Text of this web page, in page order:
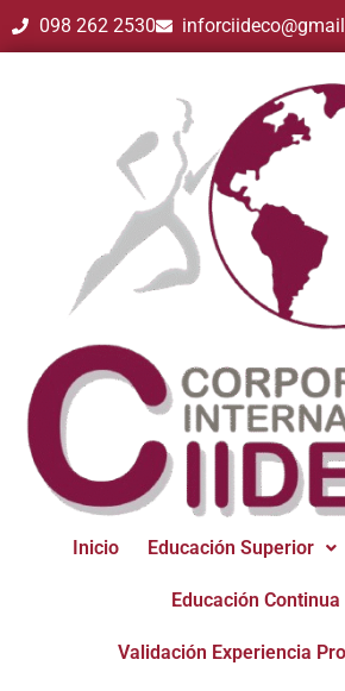
098 262 2530
Inicio Educación Superior
Educación Continua
Validación Experiencia